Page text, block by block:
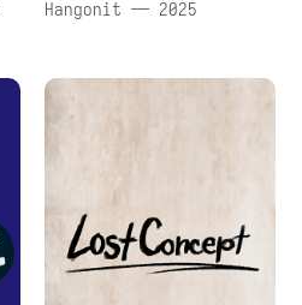
Hangonit — 2025